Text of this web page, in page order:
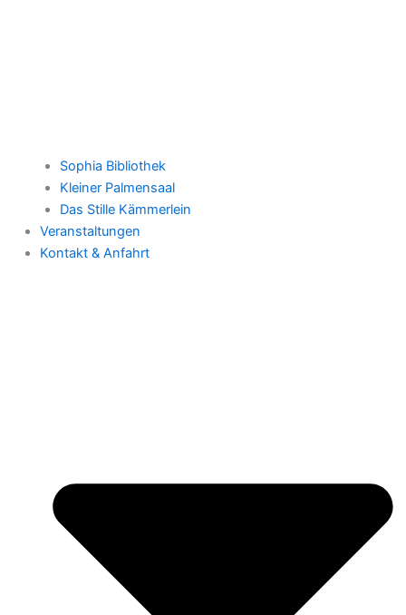
Sophia Bibliothek
Kleiner Palmensaal
Das Stille Kämmerlein
Veranstaltungen
Kontakt & Anfahrt